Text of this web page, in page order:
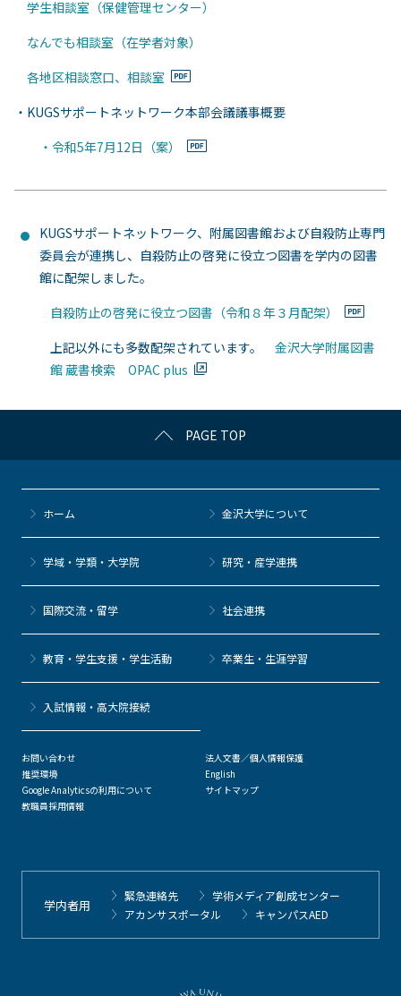
学生相談室（保健管理センター）
なんでも相談室（在学者対象）
各地区相談窓口、相談室
・KUGSサポートネットワーク本部会議議事概要
・令和5年7月12日（案）
KUGSサポートネットワーク、附属図書館および自殺防止専門
委員会が連携し、自殺防止の啓発に役立つ図書を学内の図書
館に配架しました。
自殺防止の啓発に役立つ図書（令和８年３月配架）
上記以外にも多数配架されています。 金沢大学附属図書
館 蔵書検索 OPAC plus
PAGE TOP
ホーム 金沢大学について
学域・学類・大学院 研究・産学連携
国際交流・留学 社会連携
教育・学生支援・学生活動 卒業生・生涯学習
⼊試情報・高大院接続
お問い合わせ
推奨環境
Google Analyticsの利用について
教職員採用情報
法人文書／個人情報保護
English
サイトマップ
学内者用
緊急連絡先
学術メディア創成センター
アカンサスポータル
キャンパスAED